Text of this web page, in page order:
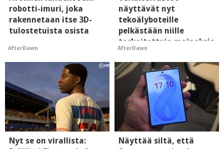
robotti-imuri, joka
rakennetaan itse 3D-
tulostetuista osista
AfterDawn
näyttävät nyt
tekoälyboteille
pelkästään niille
tarkoitettuja mainoksia
- vaikuttaa tekoälyn
mielikuvaan brändistä
AfterDawn
Nyt se on virallista:
Näyttää siltä, että